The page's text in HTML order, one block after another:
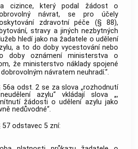
cizince, který podal žádost o
návrat, se pro účely
zdravotní péče (§ 88),
stravy a jiných nezbytných
hledí jako na žadatele o udělení
a to do doby vycestování nebo
doby oznámení ministerstva o
že ministerstvo náklady spojené
návratem neuhradí.“.
56a odst. 2 se za slova „rozhodnutí
azylu“ vkládají slova „,
žádosti o udělení azylu jako
nedůvodné“.
57 odstavec 5 zní: